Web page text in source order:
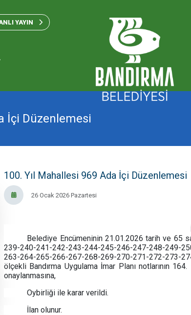
YAYIN
2026
İçi Düzenlemesi
100. Yıl Mahallesi 969 Ada İçi Düzenlemesi
26 Ocak 2026 Pazartesi
Belediye Encümeninin 21.01.2026 tarih ve 65
239-240-241-242-243-244-245-246-247-248-249-
263-264-265-266-267-268-269-270-271-272-
ölçekli Bandırma Uygulama İmar Planı notlarının
onaylanmasına,
Oybirliği ile karar verildi.
İlan olunur.